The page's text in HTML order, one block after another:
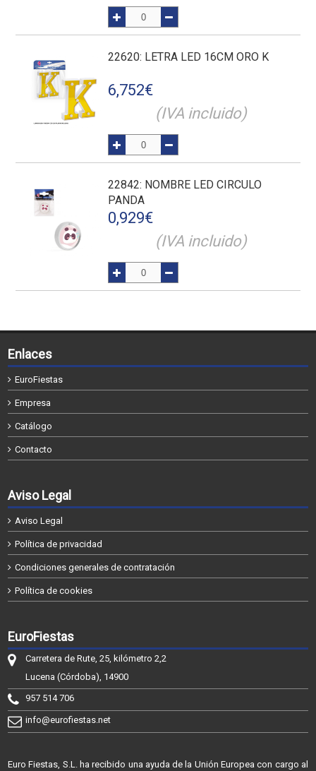
22620: LETRA LED 16CM ORO K
6,752€
(IVA incluido)
22842: NOMBRE LED CIRCULO
PANDA
0,929€
(IVA incluido)
Enlaces
EuroFiestas
Empresa
Catálogo
Contacto
Aviso Legal
Aviso Legal
Política de privacidad
Condiciones generales de contratación
Política de cookies
EuroFiestas
Carretera de Rute, 25, kilómetro 2,2
Lucena (Córdoba), 14900
957 514 706
info@eurofiestas.net
Euro Fiestas, S.L. ha recibido una ayuda de la Unión Europea con cargo al